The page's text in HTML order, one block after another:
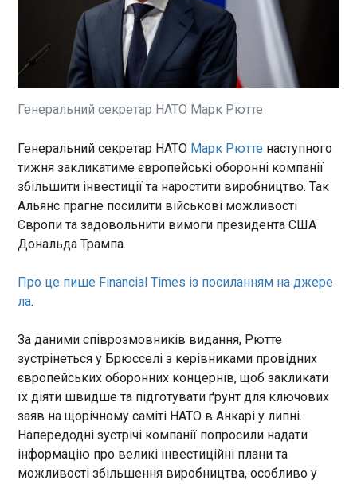
з використанням дрона Молнія. Наразі відомо
про трьох постраждалих. Про це поінформував
міський голова Ігор Терехов в Телеграм у суботу.
"Влучання ворожої Молнії у гаражний
кооператив в Київському районі міста… Вже
троє постраждалих", – написав він.
ЧИТАТЬ
Шукати зниклих безвісти в Україні будуть за
допомогою ID-документів
11:09:30
Шукати зниклих безвісти в України відтепер
будуть за допомогою ID-документів,
повідомляє Національна поліція. Відтепер слідчі
поліції зможуть отримувати графічні
носіїв, що вбудовані у документи українців – ID-
картки громадянина України та біометричного
ЧИТАТЬ
Bloomberg: ОАЕ таємно завантажують газ на
танкери, щоб перевозити його через
Ормузьку протоку
11:07:30
Генеральний секретар НАТО Марк Рютте
Генеральний секретар НАТО Марк Рютте наступного
тижня закликатиме європейські оборонні компанії
збільшити інвестиції та наростити виробництво. Так
Альянс прагне посилити військові можливості
Європи та задовольнити вимоги президента США
Дональда Трампа.
Про це пише Financial Times із посиланням на джере
ла.
За даними співрозмовників видання, Рютте
зустрінеться у Брюсселі з керівниками провідних
європейських оборонних концернів, щоб закликати
їх діяти швидше та підготувати ґрунт для ключових
заяв на щорічному саміті НАТО в Анкарі у липні.
Напередодні зустрічі компанії попросили надати
інформацію про великі інвестиційні плани та
можливості збільшення виробництва, особливо у